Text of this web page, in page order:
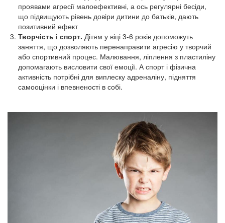
проявами агресії малоефективні, а ось регулярні бесіди,
що підвищують рівень довіри дитини до батьків, дають
позитивний ефект
Творчість і спорт. Дітям у віці 3-6 років допоможуть
заняття, що дозволяють перенаправити агресію у творчий
або спортивний процес. Малювання, ліплення з пластиліну
допомагають висловити свої емоції. А спорт і фізична
активність потрібні для виплеску адреналіну, підняття
самооцінки і впевненості в собі.